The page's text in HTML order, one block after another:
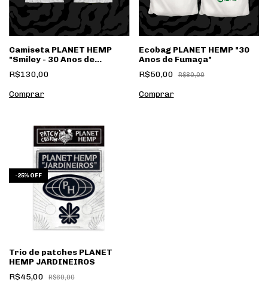
Camiseta PLANET HEMP
"Smiley - 30 Anos de
Fumaça" (Branca)
R$130,00
Comprar
Ecobag PLANET HEMP "30
Anos de Fumaça"
R$50,00
R$80,00
-25% OFF
Trio de patches PLANET
HEMP JARDINEIROS
R$45,00
R$60,00